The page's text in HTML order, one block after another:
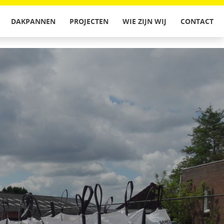
DAKPANNEN PROJECTEN WIE ZIJN WIJ CONTACT